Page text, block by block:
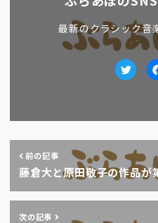
最新のクラシック音
前の記事
藤倉大と原田敬子の作品が
次の記事